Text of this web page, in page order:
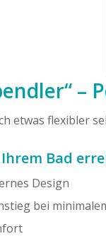
–
etwas flexibler
Bad
Design
bei